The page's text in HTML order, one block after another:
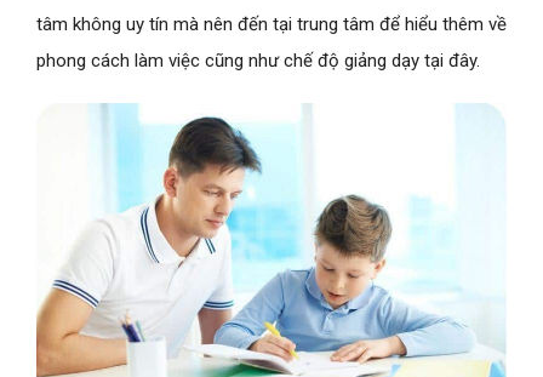
tâm không uy tín mà nên đến tại trung tâm để hiểu thêm về
phong cách làm việc cũng như chế độ giảng dạy tại đây.